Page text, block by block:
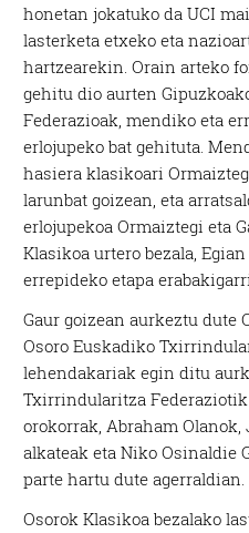
honetan jokatuko da UCI
lasterketa etxeko eta
hartzearekin. Orain arteko
gehitu dio aurten
Federazioak, mendiko eta
erlojupeko bat gehituta.
hasiera klasikoari
larunbat goizean, eta
erlojupekoa Ormaiztegi eta
Klasikoa urtero bezala,
errepideko etapa
Gaur goizean aurkeztu dute
Osoro Euskadiko
lehendakariak egin ditu
Txirrindularitza
orokorrak, Abraham
alkateak eta Niko Osinaldie
parte hartu dute agerraldian.
Osorok Klasikoa bezalako